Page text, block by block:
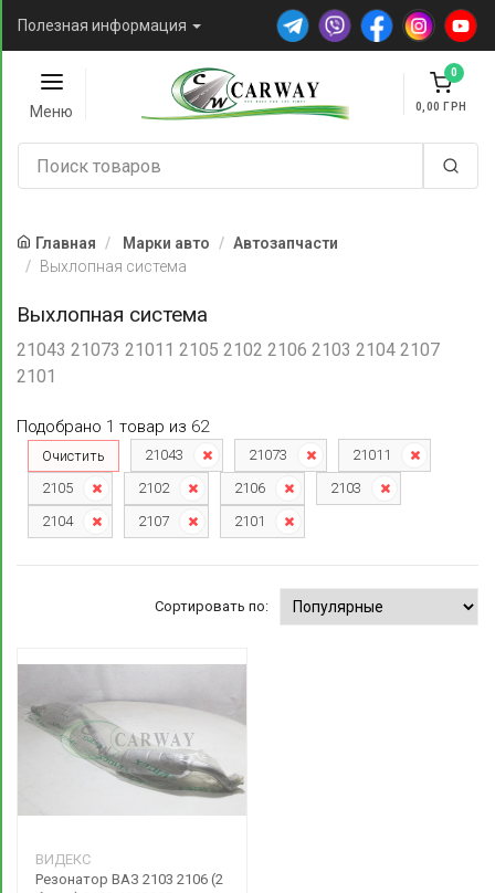
Полезная информация
Меню
0
0,00
Главная Марки авто
Автозапчасти
Выхлопная система
Выхлопная система
21043 21073 21011 2105 2102 2106 2103 2104 2107
2101
Подобрано 1 товар из 62
Очистить 21043 21073
21011
2105
2102 2106
2103
2104
2107 2101
Сортировать по:
ВИДЕКС
Резонатор ВАЗ 2103 2106 (2